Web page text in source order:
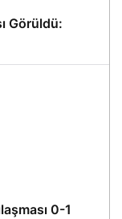
Görüldü:
0-1